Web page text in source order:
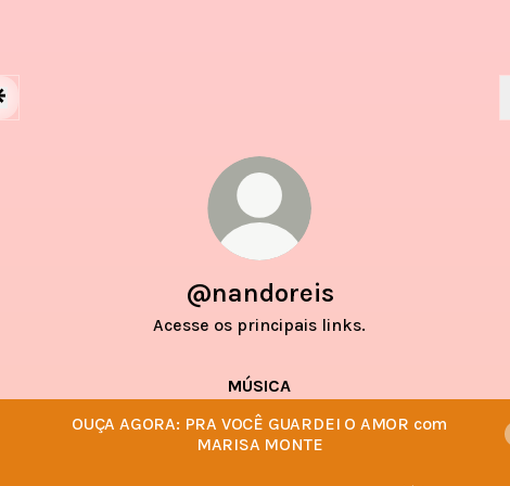
@nandoreis
Acesse os principais links.
MÚSICA
OUÇA AGORA: PRA VOCÊ GUARDEI O AMOR com
MARISA MONTE